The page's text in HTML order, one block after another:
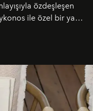
özdeşleşen
ile özel bir yaz
varlığını
dönüştürüyor.